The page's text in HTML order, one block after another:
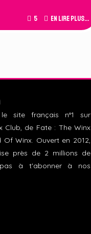
5 En lire plus...
site français n°1 sur
Club, de Fate : The Winx
Winx. Ouvert en 2012,
près de 2 millions de
pas à t'abonner à nos